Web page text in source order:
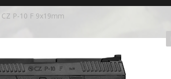
CZ P-10 F 9x19mm